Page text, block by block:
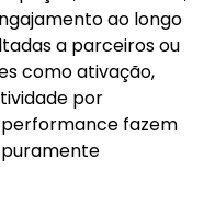
ao longo
a parceiros ou
como ativação,
por
fazem